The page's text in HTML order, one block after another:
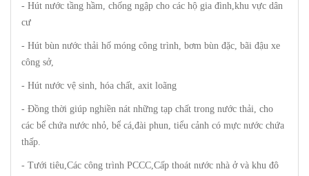
- Hút nước tầng hầm, chống ngập cho các hộ gia đình,khu vực dân
cư
- Hút bùn nước thải hố móng công trình, bơm bùn đặc, bãi đậu xe
công sở,
- Hút nước vệ sinh, hóa chất, axit loãng
- Đồng thời giúp nghiền nát những tạp chất trong nước thải, cho
các bể chứa nước nhỏ, bể cá,đài phun, tiểu cảnh có mực nước chứa
thấp.
- Tưới tiêu,Các công trình PCCC,Cấp thoát nước nhà ở và khu đô